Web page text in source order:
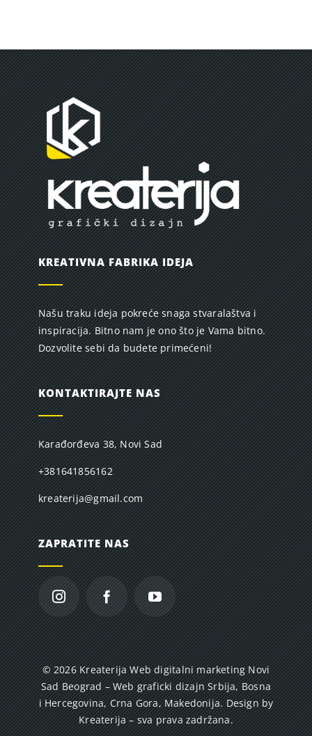
KREATIVNA FABRIKA IDEJA
Našu traku ideja pokreće snaga stvaralaštva i
inspiracija. Bitno nam je ono što je Vama bitno.
Dozvolite sebi da budete primećeni!
KONTAKTIRAJTE NAS
Karađorđeva 38, Novi Sad
+381641856162
kreaterija@gmail.com
ZAPRATITE NAS
© 2026 Kreaterija Web digitalni marketing Novi
Sad Beograd – Web graficki dizajn Srbija, Bosna
i Hercegovina, Crna Gora, Makedonija. Design by
Kreaterija – sva prava zadržana.